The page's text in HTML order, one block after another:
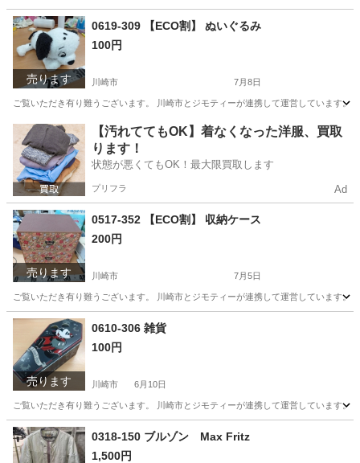
神奈川 川崎市 リユース
売ります
0619-309 【ECO割】 ぬいぐるみ
100円
川崎市 7月8日
ご覧いただき有り難うございます。 川崎市とジモティーが連携して運営していま
神奈川 川崎市 おもちゃ リユース
【汚れててもOK】着なくなった洋服、買取
ります！
状態が悪くてもOK！最大限買取します
プリフラ Ad
売ります
0517-352 【ECO割】 収納ケース
200円
川崎市 7月5日
ご覧いただき有り難うございます。 川崎市とジモティーが連携して運営していま
神奈川 川崎市 収納家具
売ります
0610-306 雑貨
100円
川崎市 6月10日
ご覧いただき有り難うございます。 川崎市とジモティーが連携して運営していま
神奈川 川崎市 インテリア雑貨/小物
0318-150 ブルゾン Max Fritz
1,500円